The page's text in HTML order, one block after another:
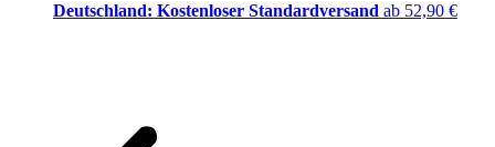
Deutschland: Kostenloser Standardversand ab 52,90 €